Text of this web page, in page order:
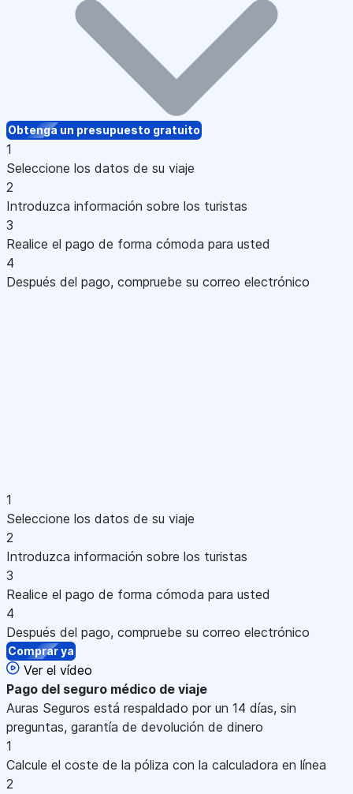
Obtenga un presupuesto gratuito
1
Seleccione los datos de su viaje
2
Introduzca información sobre los turistas
3
Realice el pago de forma cómoda para usted
4
Después del pago, compruebe su correo electrónico
1
Seleccione los datos de su viaje
2
Introduzca información sobre los turistas
3
Realice el pago de forma cómoda para usted
4
Después del pago, compruebe su correo electrónico
Comprar ya
Ver el vídeo
Pago del seguro médico de viaje
Auras Seguros está respaldado por un 14 días, sin
preguntas, garantía de devolución de dinero
1
Calcule el coste de la póliza con la calculadora en línea
2